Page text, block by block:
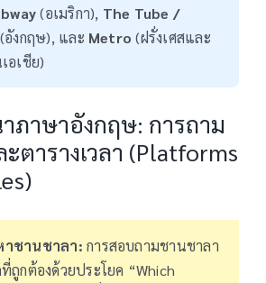
(อเมริกา), The Tube /
(อังกฤษ), และ Metro (ฝรั่งเศสและ
อเชีย)
ภาษาอังกฤษ: การถาม
ตารางเวลา (Platforms
าชานชาลา: การสอบถามชานชาลา
ถูกต้องด้วยประโยค “Which